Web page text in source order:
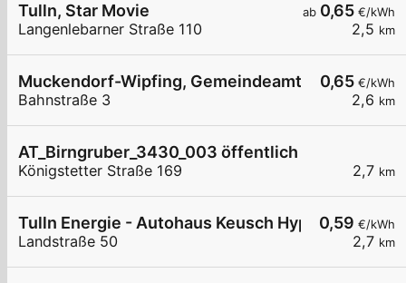
ab 0,65 €/kWh
2,5 km
Tulln, Star Movie
Langenlebarner Straße 110
0,65 €/kWh
2,6 km
Muckendorf-Wipfing, Gemeindeamt
Bahnstraße 3
2,7 km
AT_Birngruber_3430_003 öffentlich
Königstetter Straße 169
0,59 €/kWh
2,7 km
Tulln Energie - Autohaus Keusch Hypercharger
Landstraße 50